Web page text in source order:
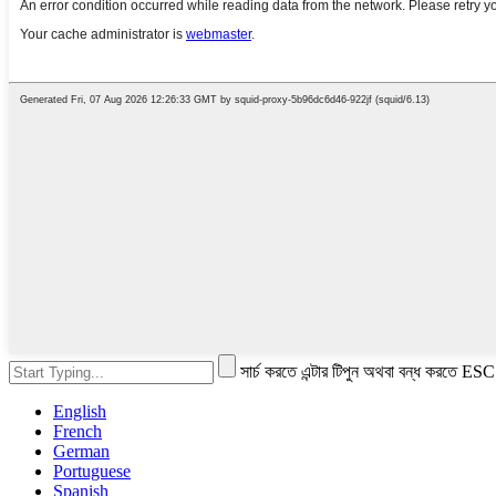
সার্চ করতে এন্টার টিপুন অথবা বন্ধ করতে
English
French
German
Portuguese
Spanish